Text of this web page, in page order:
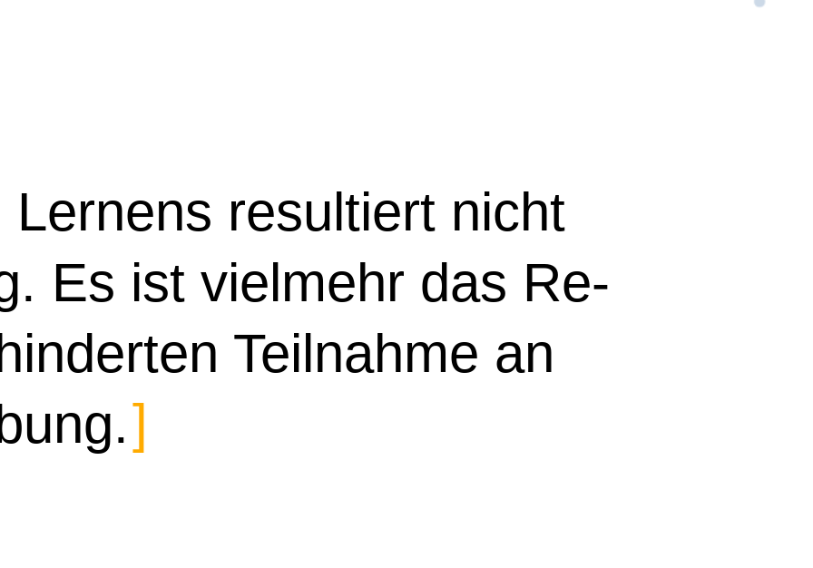
re­sul­tiert nicht
Es ist vielmehr das Re­
Teil­nahme an